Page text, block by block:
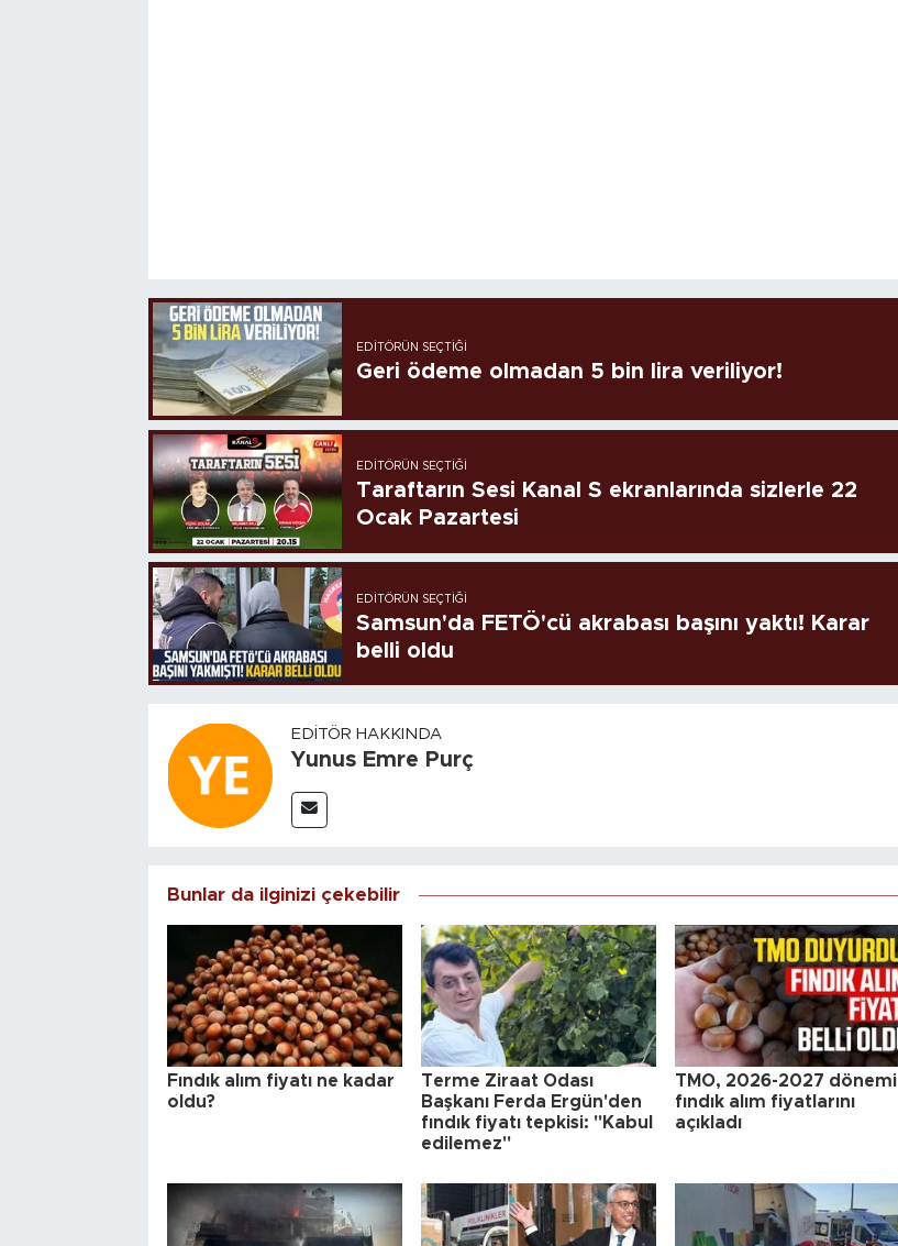
EDITÖRÜN SEÇTIĞI
Geri ödeme olmadan 5 bin lira veriliyor!
EDITÖRÜN SEÇTIĞI
Taraftarın Sesi Kanal S ekranlarında sizlerle 22
Ocak Pazartesi
EDITÖRÜN SEÇTIĞI
Samsun'da FETÖ'cü akrabası başını yaktı! Karar
belli oldu
EDITÖR HAKKINDA
Yunus Emre Purç
Bunlar da ilginizi çekebilir
Fındık alım fiyatı ne kadar
oldu?
Terme Ziraat Odası
Başkanı Ferda Ergün'den
fındık fiyatı tepkisi: "Kabul
edilemez"
TMO, 2026-2027 dönemi
fındık alım fiyatlarını
açıkladı